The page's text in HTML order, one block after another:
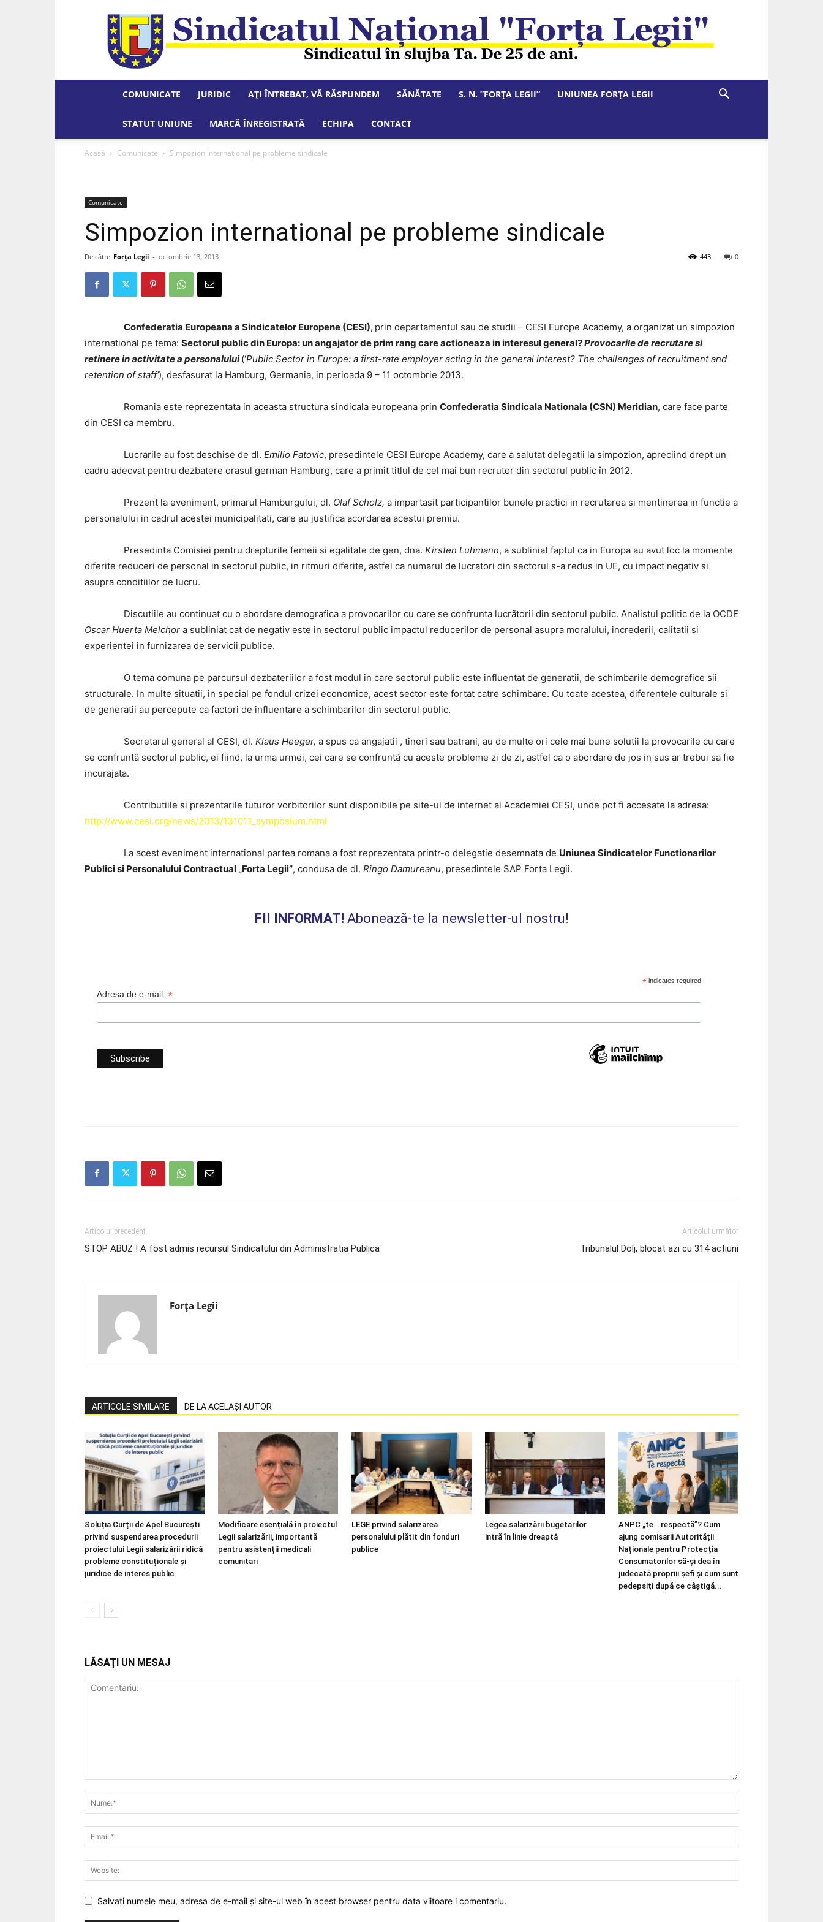
Legii"
COMUNICATE JURIDIC AȚI ÎNTREBAT, VĂ RĂSPUNDEM SĂNĂTATE S. N. ”FORȚA LEGII” UNIUNEA FORȚA LEGII
STATUT UNIUNE MARCĂ ÎNREGISTRATĂ ECHIPA CONTACT
Acasă Comunicate Simpozion international pe probleme sindicale
Comunicate
Simpozion international pe probleme sindicale
De către Forța Legii - octombrie 13, 2013 0
443
Confederatia Europeana a Sindicatelor Europene (CESI), prin departamentul sau de studii – CESI Europe Academy, a organizat un simpozion
international pe tema: Sectorul public din Europa: un angajator de prim rang care actioneaza in interesul general?Provocarile de recrutare si
retinere in activitate a personalului(‘Public Sector in Europe: a first-rate employer acting in the general interest? The challenges of recruitment and
retention of staff’), desfasurat la Hamburg, Germania, in perioada 9 – 11 octombrie 2013.
Romania este reprezentata in aceasta structura sindicala europeana prin Confederatia Sindicala Nationala (CSN) Meridian, care face parte
din CESI ca membru.
Lucrarile au fost deschise de dl. Emilio Fatovic, presedintele CESI Europe Academy, care a salutat delegatii la simpozion, apreciind drept un
cadru adecvat pentru dezbatere orasul german Hamburg, care a primit titlul de cel mai bun recrutor din sectorul public în 2012.
Prezent la eveniment, primarul Hamburgului, dl. Olaf Scholz, a impartasit participantilor bunele practici in recrutarea si mentinerea in functie a
personalului in cadrul acestei municipalitati, care au justifica acordarea acestui premiu.
Presedinta Comisiei pentru drepturile femeii si egalitate de gen, dna. Kirsten Luhmann, a subliniat faptul ca in Europa au avut loc la momente
diferite reduceri de personal in sectorul public, in ritmuri diferite, astfel ca numarul de lucratori din sectorul s-a redus in UE, cu impact negativ si
asupra conditiilor de lucru.
Discutiile au continuat cu o abordare demografica a provocarilor cu care se confrunta lucrãtorii din sectorul public. Analistul politic de la OCDE
Oscar Huerta Melchor a subliniat cat de negativ este in sectorul public impactul reducerilor de personal asupra moralului, increderii, calitatii si
experientei in furnizarea de servicii publice.
O tema comuna pe parcursul dezbateriilor a fost modul in care sectorul public este influentat de generatii, de schimbarile demografice sii
structurale. In multe situatii, in special pe fondul crizei economice, acest sector este fortat catre schimbare. Cu toate acestea, diferentele culturale si
de generatii au percepute ca factori de influentare a schimbarilor din sectorul public.
Secretarul general al CESI, dl. Klaus Heeger, a spus ca angajatii , tineri sau batrani, au de multe ori cele mai bune solutii la provocarile cu care
se confruntã sectorul public, ei fiind, la urma urmei, cei care se confruntã cu aceste probleme zi de zi, astfel ca o abordare de jos in sus ar trebui sa fie
incurajata.
Contributiile si prezentarile tuturor vorbitorilor sunt disponibile pe site-ul de internet al Academiei CESI, unde pot fi accesate la adresa:
http://www.cesi.org/news/2013/131011_symposium.html
La acest eveniment international partea romana a fost reprezentata printr-o delegatie desemnata de Uniunea Sindicatelor Functionarilor
Publici si Personalului Contractual „Forta Legii”, condusa de dl. Ringo Damureanu, presedintele SAP Forta Legii.
FII INFORMAT! Abonează-te la newsletter-ul nostru!
*indicates required
Adresa de e-mail. *
Articolul precedent
STOP ABUZ ! A fost admis recursul Sindicatului din Administratia Publica
Articolul următor
Tribunalul Dolj, blocat azi cu 314 actiuni
Forța Legii
ARTICOLE SIMILARE DE LA ACELAȘI AUTOR
Soluția Curții de Apel București
privind suspendarea procedurii
proiectului Legii salarizării ridică
probleme constituționale și
juridice de interes public
Modificare esențială în proiectul
Legii salarizării, importantă
pentru asistenții medicali
comunitari
LEGE privind salarizarea
personalului plătit din fonduri
publice
Legea salarizării bugetarilor
intră în linie dreaptă
ANPC „te… respectă”? Cum
ajung comisarii Autorității
Naționale pentru Protecția
Consumatorilor să-și dea în
judecată propriii șefi și cum sunt
pedepsiți după ce câștigă...
LĂSAȚI UN MESAJ
Salvați numele meu, adresa de e-mail și site-ul web în acest browser pentru data viitoare i comentariu.